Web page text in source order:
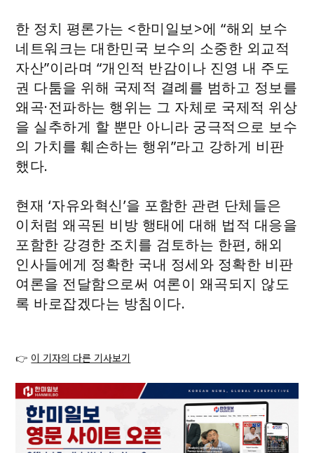
한 정치 평론가는 <한미일보>에 “해외 보수
네트워크는 대한민국 보수의 소중한 외교적
자산”이라며 “개인적 반감이나 진영 내 주도
권 다툼을 위해 국제적 결례를 범하고 정보를
왜곡·전파하는 행위는 그 자체로 국제적 위상
을 실추하게 할 뿐만 아니라 궁극적으로 보수
의 가치를 훼손하는 행위”라고 강하게 비판
했다.
현재 ‘자유와혁신’을 포함한 관련 단체들은
이처럼 왜곡된 비방 행태에 대해 법적 대응을
포함한 강경한 조치를 검토하는 한편, 해외
인사들에게 정확한 국내 정세와 정확한 비판
여론을 전달함으로써 여론이 왜곡되지 않도
록 바로잡겠다는 방침이다.
👉 이 기자의 다른 기사보기